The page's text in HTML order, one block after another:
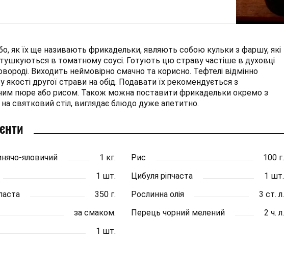
як їх ще називають фрикадельки, являють собою кульки з фаршу, які
в томатному соусі. Готують цю страву частіше в духовці
Виходить неймовірно смачно та корисно. Тефтелі відмінно
у якості другої страви на обід. Подавати їх рекомендується з
пюре або рисом. Також можна поставити фрикадельки окремо з
святковий стіл, виглядає блюдо дуже апетитно.
яловичий 1 кг. Рис
100 г.
1 шт. Цибуля ріпчаста
1 шт.
350 г. Рослинна олія
3 ст. л.
за смаком. Перець чорний мелений
2 ч. л.
1 шт.